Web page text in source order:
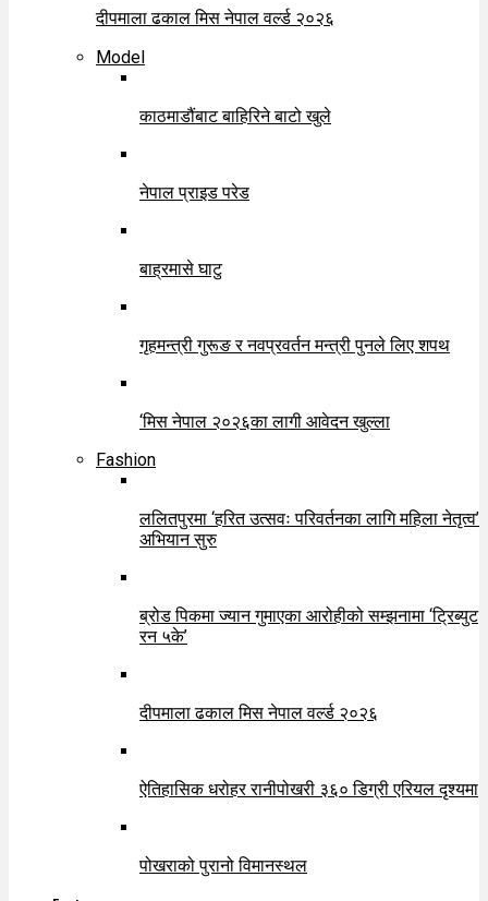
दीपमाला ढकाल मिस नेपाल वर्ल्ड २०२६
Model
काठमाडौंबाट बाहिरिने बाटो खुले
नेपाल प्राइड परेड
बाह्रमासे घाटु
गृहमन्त्री गुरूङ र नवप्रवर्तन मन्त्री पुनले लिए शपथ
‘मिस नेपाल २०२६का लागी आवेदन खुल्ला
Fashion
ललितपुरमा ‘हरित उत्सवः परिवर्तनका लागि महिला नेतृत्व’
अभियान सुरु
ब्रोड पिकमा ज्यान गुमाएका आरोहीको सम्झनामा ‘ट्रिब्युट
रन ५के’
दीपमाला ढकाल मिस नेपाल वर्ल्ड २०२६
ऐतिहासिक धरोहर रानीपोखरी ३६० डिग्री एरियल दृश्यमा
पोखराको पुरानो विमानस्थल